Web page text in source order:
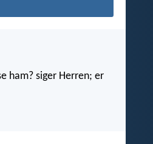
ham? siger Herren; er